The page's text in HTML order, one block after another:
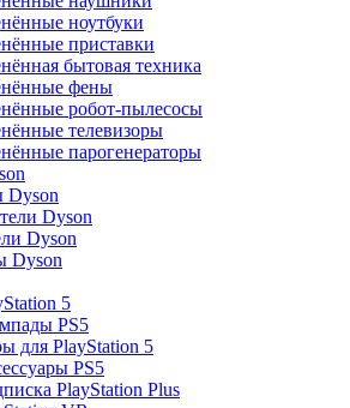
ноутбуки
приставки
бытовая техника
фены
робот-пылесосы
телевизоры
парогенераторы
Dyson
Dyson
Dyson
Dyson
5
PS5
для PlayStation 5
PS5
PlayStation Plus